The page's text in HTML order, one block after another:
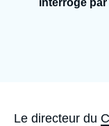
interrogé
Accroche
Le directeur du